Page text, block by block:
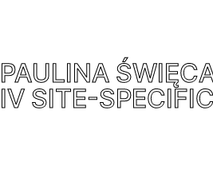
PAULINA
IV SITE-SPECIFIC